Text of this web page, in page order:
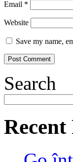
Email *
Website
Save my name,
Search
Recent